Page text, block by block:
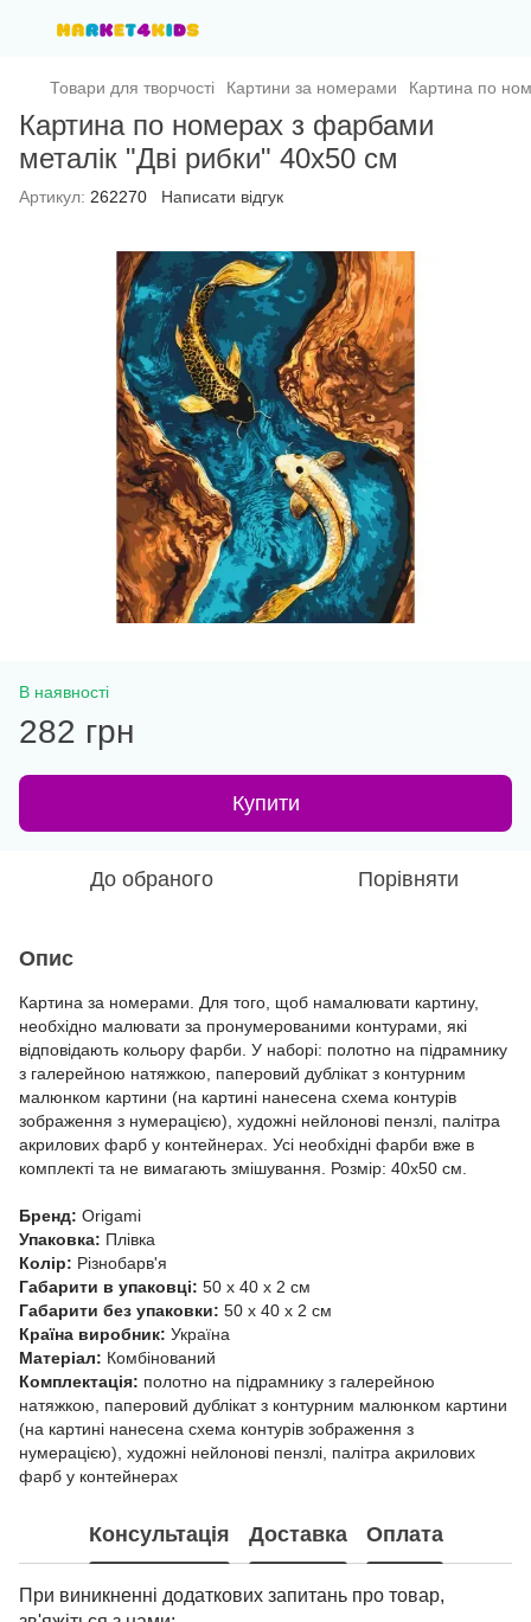
Товари для творчості Картини за номерами Картина по
Картина по номерах з фарбами
металік "Дві рибки" 40х50 см
Артикул: 262270 Написати відгук
В наявності
282 грн
Купити
До обраного Порівняти
Опис
Картина за номерами. Для того, щоб намалювати картину,
необхідно малювати за пронумерованими контурами, які
відповідають кольору фарби. У наборі: полотно на підрамнику
з галерейною натяжкою, паперовий дублікат з контурним
малюнком картини (на картині нанесена схема контурів
зображення з нумерацією), художні нейлонові пензлі, палітра
акрилових фарб у контейнерах. Усі необхідні фарби вже в
комплекті та не вимагають змішування. Розмір: 40х50 см.
Бренд: Origami
Упаковка: Плівка
Колір: Різнобарв'я
Габарити в упаковці: 50 x 40 x 2 см
Габарити без упаковки: 50 x 40 x 2 см
Країна виробник: Україна
Матеріал: Комбінований
Комплектація: полотно на підрамнику з галерейною
натяжкою, паперовий дублікат з контурним малюнком картини
(на картині нанесена схема контурів зображення з
нумерацією), художні нейлонові пензлі, палітра акрилових
фарб у контейнерах
Консультація Доставка Оплата
При виникненні додаткових запитань про товар,